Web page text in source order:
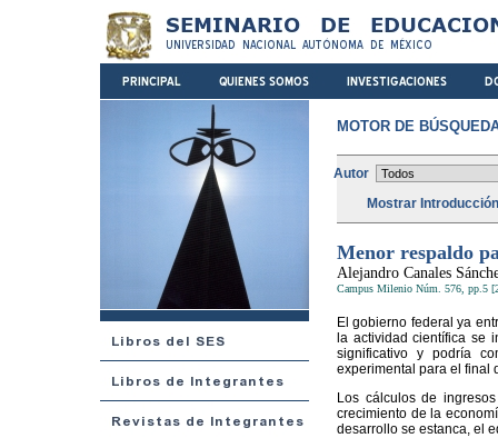
MOTOR DE
Autor
Mostrar
Menor respaldo
Alejandro Canales
Campus Milenio Núm. 576, pp.5
El gobierno federal ya
la actividad científica se
significativo y podría
experimental para el final
Los cálculos de
crecimiento de la
desarrollo se estanca, el